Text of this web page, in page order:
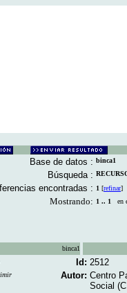
Base de datos : binca1
Búsqueda :
encontradas : 1 [refinar]
Mostrando: 1 .. 1 en
binca1
Id: 2512
Autor: Centro
Social